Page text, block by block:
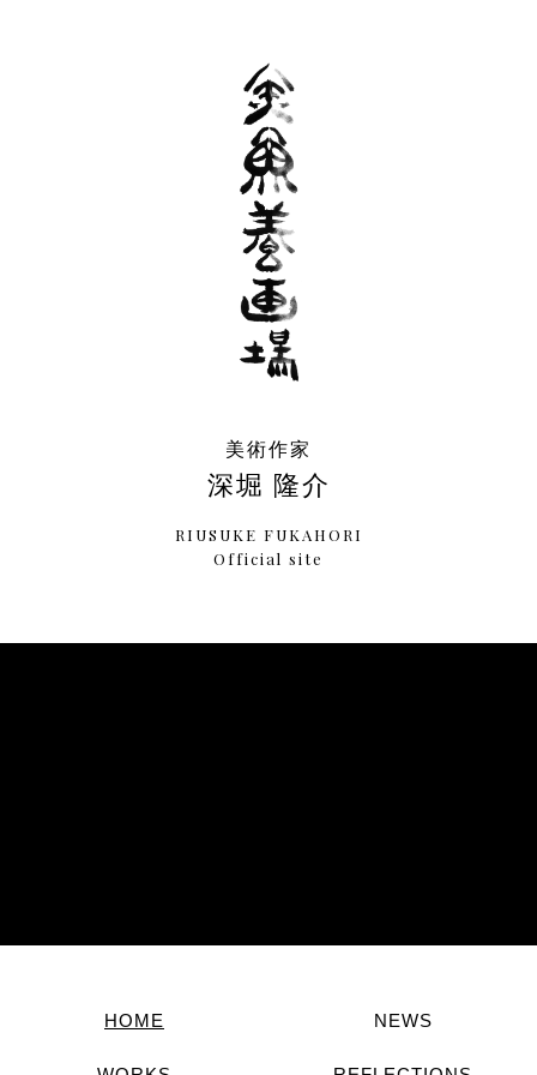
美術作家
深堀 隆介
RIUSUKE FUKAHORI
Official site
HOME NEWS